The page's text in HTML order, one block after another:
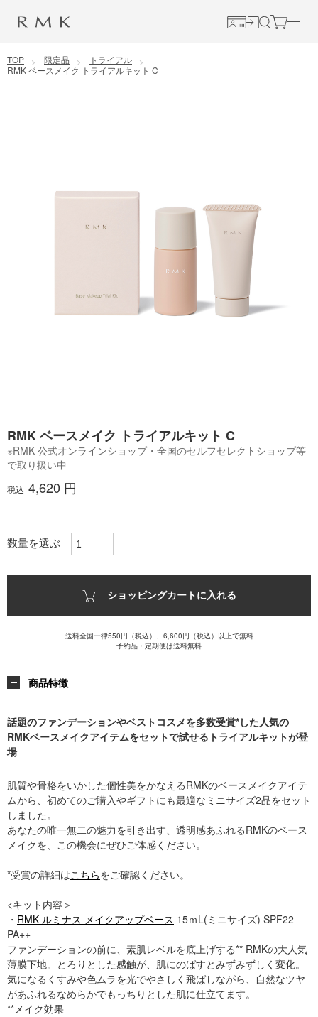
コンテンツに移動
TOP 限定品
トライアル
RMK ベースメイク トライアルキット C
RMK ベースメイク トライアルキット C
※RMK 公式オンラインショップ・全国のセルフセレクトショップ等
で取り扱い中
税込 4,620 円
数量を選ぶ
ショッピングカートに入れる
送料全国一律550円（税込）、6,600円（税込）以上で無料
予約品・定期便は送料無料
商品特徴
話題のファンデーションやベストコスメを多数受賞*した人気の
RMKベースメイクアイテムをセットで試せるトライアルキットが登
場
肌質や骨格をいかした個性美をかなえるRMKのベースメイクアイテ
ムから、初めてのご購入やギフトにも最適なミニサイズ2品をセット
しました。
あなたの唯一無二の魅力を引き出す、透明感あふれるRMKのベース
メイクを、この機会にぜひご体感ください。
*受賞の詳細はこちらをご確認ください。
<キット内容＞
・ RMK ルミナス メイクアップベース 15ｍL(ミニサイズ) SPF22
PA++
ファンデーションの前に、素肌レベルを底上げする** RMKの大人気
薄膜下地。とろりとした感触が、肌にのばすとみずみずしく変化。
気になるくすみや色ムラを光でやさしく飛ばしながら、自然なツヤ
があふれるなめらかでもっちりとした肌に仕立てます。
**メイク効果